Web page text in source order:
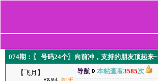
074期：〖 号码24个〗向前冲，支持的朋友顶起来~
【飞月】
导航 本帖查看3585次